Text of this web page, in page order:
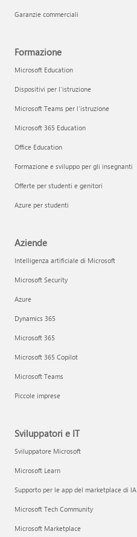
Garanzie commerciali
Formazione
Microsoft Education
Dispositivi per l'istruzione
Microsoft Teams per l'istruzione
Microsoft 365 Education
Office Education
Formazione e sviluppo per gli insegnanti
Offerte per studenti e genitori
Azure per studenti
Aziende
Intelligenza artificiale di Microsoft
Microsoft Security
Azure
Dynamics 365
Microsoft 365
Microsoft 365 Copilot
Microsoft Teams
Piccole imprese
Sviluppatori e IT
Sviluppatore Microsoft
Microsoft Learn
Supporto per le app del marketplace di IA
Microsoft Tech Community
Microsoft Marketplace